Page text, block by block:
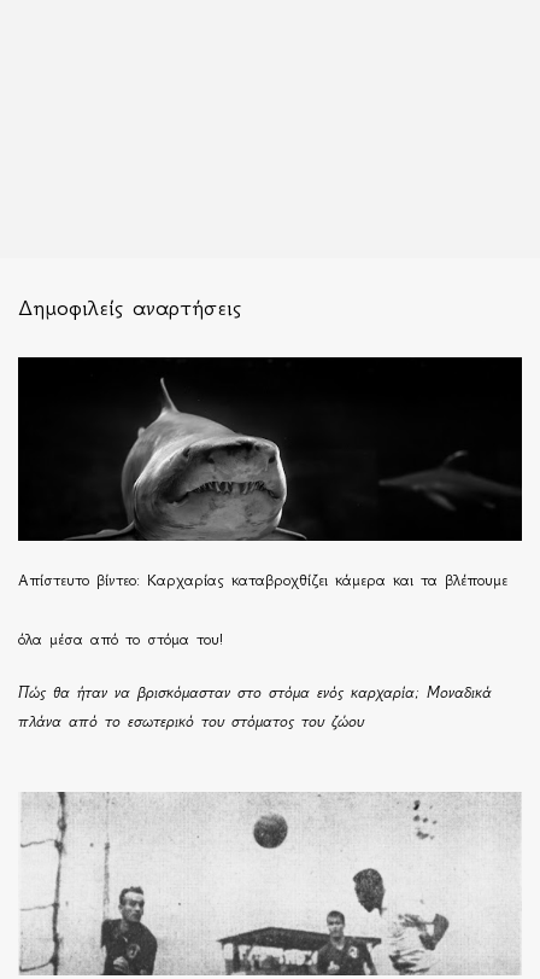
Δημοφιλείς αναρτήσεις
Απίστευτο βίντεο: Καρχαρίας καταβροχθίζει κάμερα και τα βλέπουμε
όλα μέσα από το στόμα του!
Πώς θα ήταν να βρισκόμασταν στο στόμα ενός καρχαρία; Μοναδικά
πλάνα από το εσωτερικό του στόματος του ζώου